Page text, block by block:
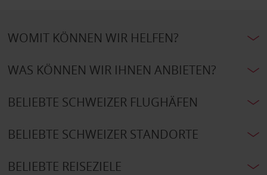
WOMIT KÖNNEN WIR HELFEN?
WAS KÖNNEN WIR IHNEN ANBIETEN?
BELIEBTE SCHWEIZER FLUGHÄFEN
BELIEBTE SCHWEIZER STANDORTE
BELIEBTE REISEZIELE